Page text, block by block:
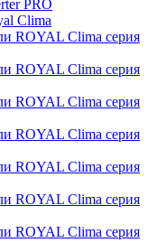
PRO
Clima
ROYAL Clima серия
ROYAL Clima серия
ROYAL Clima серия
ROYAL Clima серия
ROYAL Clima серия
ROYAL Clima серия
ROYAL Clima серия